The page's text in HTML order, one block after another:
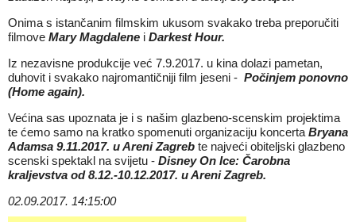
Onima s istančanim filmskim ukusom svakako treba preporučiti
filmove Mary Magdalene i Darkest Hour.
Iz nezavisne produkcije već 7.9.2017. u kina dolazi pametan,
duhovit i svakako najromantičniji film jeseni - Počinjem ponovno
(Home again).
Većina sas upoznata je i s našim glazbeno-scenskim projektima
te ćemo samo na kratko spomenuti organizaciju koncerta Bryana
Adamsa 9.11.2017. u Areni Zagreb te najveći obiteljski glazbeno
scenski spektakl na svijetu - Disney On Ice: Čarobna
kraljevstva od 8.12.-10.12.2017. u Areni Zagreb.
02.09.2017. 14:15:00